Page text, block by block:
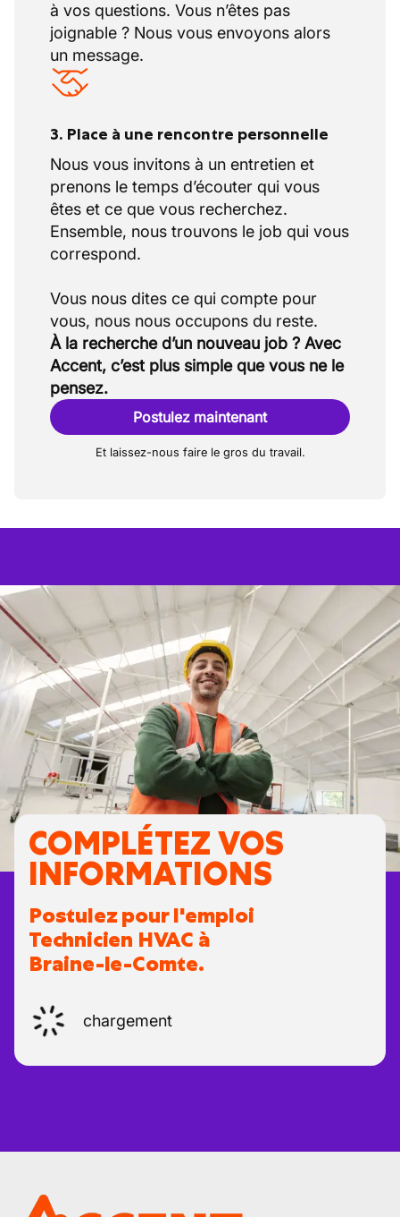
à vos questions. Vous n’êtes pas
joignable ? Nous vous envoyons alors
un message.
3. Place à une rencontre personnelle
Nous vous invitons à un entretien et
prenons le temps d’écouter qui vous
êtes et ce que vous recherchez.
Ensemble, nous trouvons le job qui vous
correspond.
Vous nous dites ce qui compte pour
À la recherche d’un nouveau job ? Avec
Accent, c’est plus simple que vous ne le
pensez.
Postulez maintenant
Et laissez-nous faire le gros du travail.
COMPLÉTEZ VOS
INFORMATIONS
Postulez pour l'emploi
Technicien HVAC à
Braine-le-Comte.
chargement